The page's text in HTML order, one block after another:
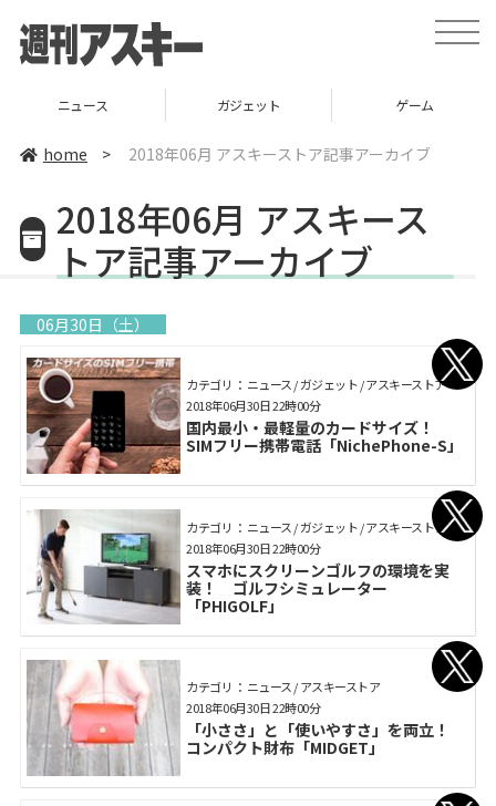
toggle
ニュース ガジェット ゲーム
home > 2018年06月 アスキーストア記事アーカイブ
2018年06月 アスキース
トア記事アーカイブ
06月30日（土）
カテゴリ： ニュース / ガジェット / アスキーストア
国内最小・最軽量のカードサイズ！
SIMフリー携帯電話「NichePhone-S」
2018年06月30日 22時00分
カテゴリ： ニュース / ガジェット / アスキーストア
スマホにスクリーンゴルフの環境を実
装！ ゴルフシミュレーター
「PHIGOLF」
2018年06月30日 22時00分
カテゴリ： ニュース / アスキーストア
「小ささ」と「使いやすさ」を両立！
コンパクト財布「MIDGET」
2018年06月30日 22時00分